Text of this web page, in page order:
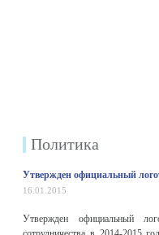
Политика
Утвержден официальный
16.01.2015
Утвержден официальный